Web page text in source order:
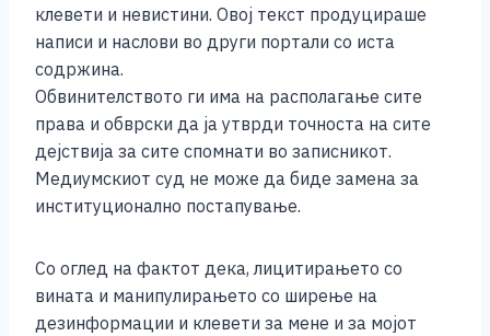
клевети и невистини. Овој текст продуцираше
написи и наслови во други портали со иста
содржина.
Обвинителството ги има на располагање сите
права и обврски да ја утврди точноста на сите
дејствија за сите спомнати во записникот.
Медиумскиот суд не може да биде замена за
институционално постапување.
Со оглед на фактот дека, лицитирањето со
вината и манипулирањето со ширење на
дезинформации и клевети за мене и за мојот